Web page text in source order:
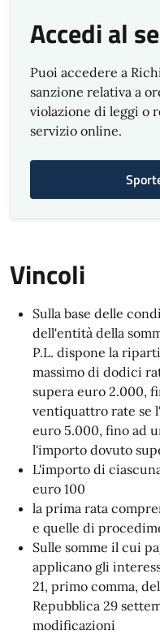
Accedi al
Puoi accedere a
sanzione relativa a
violazione di leggi o
servizio online.
Vincoli
Sulla base delle
dell'entità della
P.L. dispone la
massimo di dodici
supera euro 2.000,
ventiquattro rate se
euro 5.000, fino ad
l'importo dovuto
L'importo di
euro 100
la prima rata
e quelle di
Sulle somme il cui
applicano gli
21, primo comma,
Repubblica 29
modificazioni